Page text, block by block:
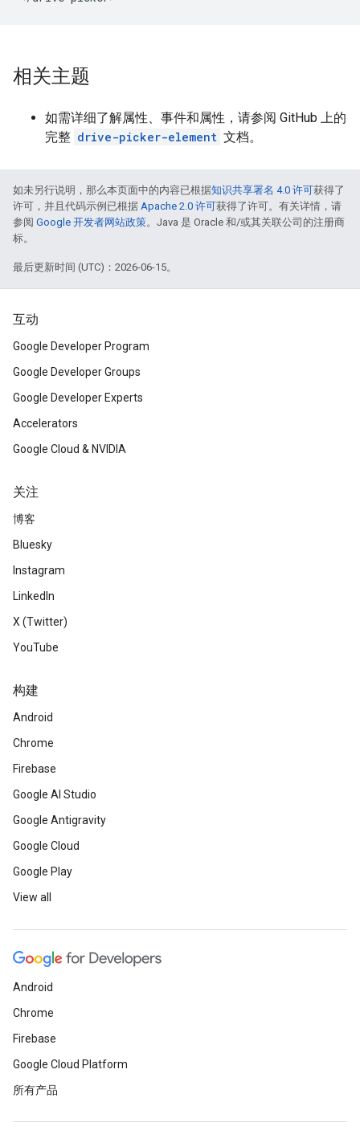
相关主题
如需详细了解属性、事件和属性，请参阅 GitHub 上的
完整 drive-picker-element 文档。
如未另行说明，那么本页面中的内容已根据知识共享署名 4.0 许可获得了
许可，并且代码示例已根据 Apache 2.0 许可获得了许可。有关详情，请
参阅 Google 开发者网站政策。Java 是 Oracle 和/或其关联公司的注册商
标。
最后更新时间 (UTC)：2026-06-15。
互动
Google Developer Program
Google Developer Groups
Google Developer Experts
Accelerators
Google Cloud & NVIDIA
关注
博客
Bluesky
Instagram
LinkedIn
X (Twitter)
YouTube
构建
Android
Chrome
Firebase
Google AI Studio
Google Antigravity
Google Cloud
Google Play
View all
Android
Chrome
Firebase
Google Cloud Platform
所有产品